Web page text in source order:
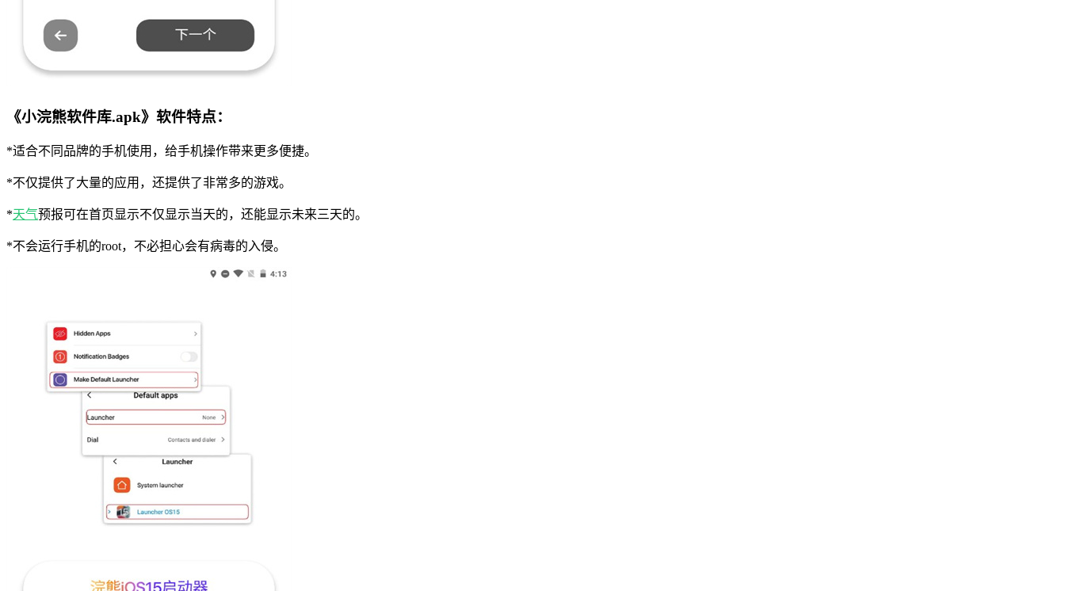
《小浣熊软件库.apk》软件特点：
*适合不同品牌的手机使用，给手机操作带来更多便捷。
*不仅提供了大量的应用，还提供了非常多的游戏。
*天气预报可在首页显示不仅显示当天的，还能显示未来三天的。
*不会运行手机的root，不必担心会有病毒的入侵。